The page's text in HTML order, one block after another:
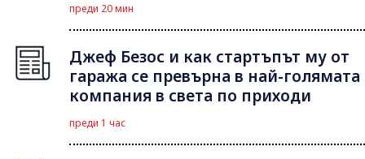
преди 20 мин
Джеф Безос и как стартъпът му от
гаража се превърна в най-голямата
компания в света по приходи
преди 1 час